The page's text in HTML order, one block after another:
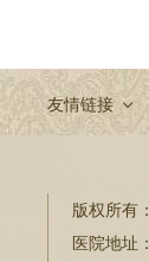
友情链接
版权所有：
医院地址：